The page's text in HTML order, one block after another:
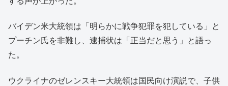
バイデン米大統領は「明らかに戦争犯罪を犯している」と
プーチン氏を非難し、逮捕状は「正当だと思う」と語っ
た。
ウクライナのゼレンスキー大統領は国民向け演説で、子供